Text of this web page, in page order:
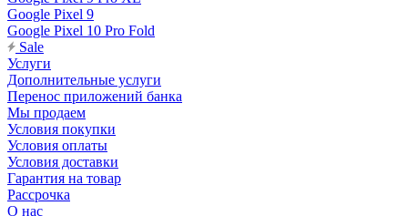
Google Pixel 9
Google Pixel 10 Pro Fold
Sale
Услуги
Дополнительные услуги
Перенос приложений банка
Мы продаем
Условия покупки
Условия оплаты
Условия доставки
Гарантия на товар
Рассрочка
О нас